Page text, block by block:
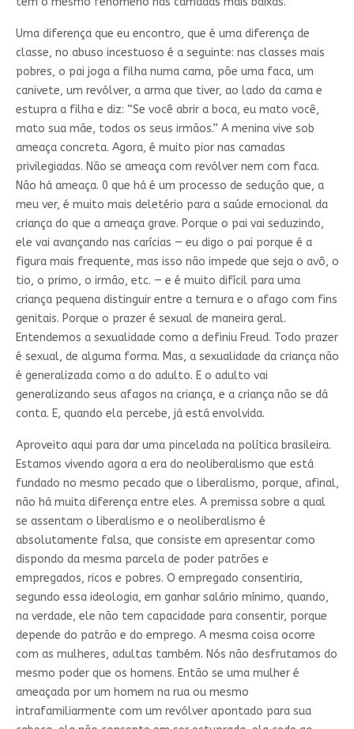
Uma diferença que eu encontro, que é uma diferença de
classe, no abuso incestuoso é a seguinte: nas classes mais
pobres, o pai joga a filha numa cama, põe uma faca, um
canivete, um revólver, a arma que tiver, ao lado da cama e
estupra a filha e diz: “Se você abrir a boca, eu mato você,
mato sua mãe, todos os seus irmãos.” A menina vive sob
ameaça concreta. Agora, é muito pior nas camadas
privilegiadas. Não se ameaça com revólver nem com faca.
Não há ameaça. 0 que há é um processo de sedução que, a
meu ver, é muito mais deletério para a saúde emocional da
criança do que a ameaça grave. Porque o pai vai seduzindo,
ele vai avançando nas carícias — eu digo o pai porque é a
figura mais frequente, mas isso não impede que seja o avô, o
tio, o primo, o irmão, etc. — e é muito difícil para uma
criança pequena distinguir entre a ternura e o afago com fins
genitais. Porque o prazer é sexual de maneira geral.
Entendemos a sexualidade como a definiu Freud. Todo prazer
é sexual, de alguma forma. Mas, a sexualidade da criança não
é generalizada como a do adulto. E o adulto vai
generalizando seus afagos na criança, e a criança não se dá
conta. E, quando ela percebe, já está envolvida.
Aproveito aqui para dar uma pincelada na política brasileira.
Estamos vivendo agora a era do neoliberalismo que está
fundado no mesmo pecado que o liberalismo, porque, afinal,
não há muita diferença entre eles. A premissa sobre a qual
se assentam o liberalismo e o neoliberalismo é
absolutamente falsa, que consiste em apresentar como
dispondo da mesma parcela de poder patrões e
empregados, ricos e pobres. O empregado consentiria,
segundo essa ideologia, em ganhar salário mínimo, quando,
na verdade, ele não tem capacidade para consentir, porque
depende do patrão e do emprego. A mesma coisa ocorre
com as mulheres, adultas também. Nós não desfrutamos do
mesmo poder que os homens. Então se uma mulher é
ameaçada por um homem na rua ou mesmo
intrafamiliarmente com um revólver apontado para sua